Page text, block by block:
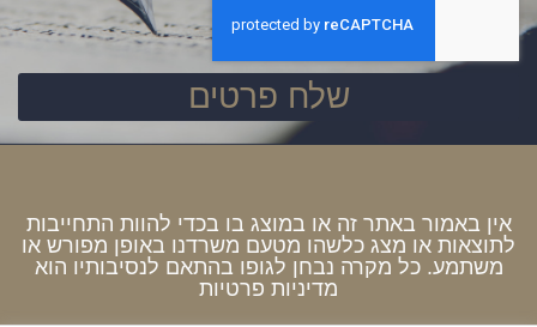
שלח פרטים
אין באמור באתר זה או במוצג בו בכדי להוות התחייבות
לתוצאות או מצג כלשהו מטעם משרדנו באופן מפורש או
משתמע. כל מקרה נבחן לגופו בהתאם לנסיבותיו הוא
מדיניות פרטיות